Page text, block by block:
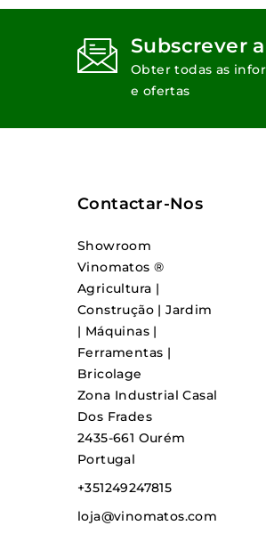
Subscrever
Obter todas as
e ofertas
Contactar-Nos
Showroom
Vinomatos ®
Agricultura |
Construção | Jardim
| Máquinas |
Ferramentas |
Bricolage
Zona Industrial Casal
Dos Frades
2435-661 Ourém
Portugal
+351249247815
loja@vinomatos.com